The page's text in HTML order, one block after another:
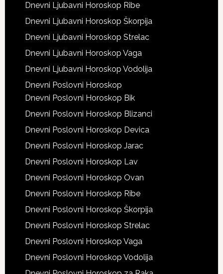
Dnevni Ljubavni Horoskop Ribe
Dnevni Ljubavni Horoskop Škorpija
Dnevni Ljubavni Horoskop Strelac
Dnevni Ljubavni Horoskop Vaga
Dnevni Ljubavni Horoskop Vodolija
Dnevni Poslovni Horoskop
Dnevni Poslovni Horoskop Bik
Dnevni Poslovni Horoskop Blizanci
Dnevni Poslovni Horoskop Devica
Dnevni Poslovni Horoskop Jarac
Dnevni Poslovni Horoskop Lav
Dnevni Poslovni Horoskop Ovan
Dnevni Poslovni Horoskop Ribe
Dnevni Poslovni Horoskop Škorpija
Dnevni Poslovni Horoskop Strelac
Dnevni Poslovni Horoskop Vaga
Dnevni Poslovni Horoskop Vodolija